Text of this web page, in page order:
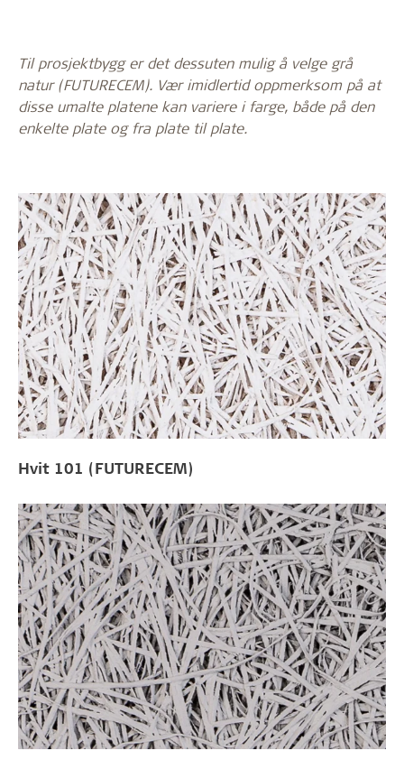
Til prosjektbygg er det dessuten mulig å velge grå
natur(FUTURECEM). Vær imidlertid oppmerksom på at
disse umalte platene kan variere i farge, både på den
enkelte plate og fra plate til plate.
Hvit 101 (FUTURECEM)